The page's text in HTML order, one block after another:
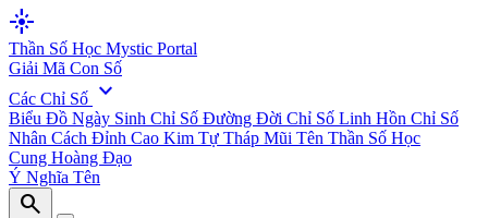
flare
Thần Số Học Mystic Portal
Giải Mã Con Số
Các Chỉ Số expand_more
Biểu Đồ Ngày Sinh Chỉ Số Đường Đời Chỉ Số Linh Hồn Chỉ Số
Nhân Cách Đỉnh Cao Kim Tự Tháp Mũi Tên Thần Số Học
Cung Hoàng Đạo
Ý Nghĩa Tên
search